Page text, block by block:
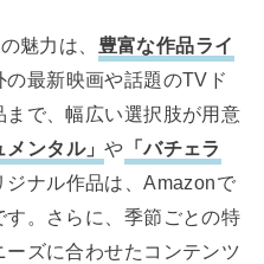
魅力は、 豊富な作品ライ
最新映画や話題のTVド
で、幅広い選択肢が用意
メンタル」や 「バチェラ
ジナル作品は、Amazonで
す。さらに、季節ごとの特
ズに合わせたコンテンツ